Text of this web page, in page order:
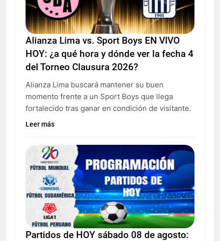
Alianza Lima vs. Sport Boys EN VIVO
HOY: ¿a qué hora y dónde ver la fecha 4
del Torneo Clausura 2026?
Alianza Lima buscará mantener su buen
momento frente a un Sport Boys que llega
fortalecido tras ganar en condición de visitante.
Leer más
Partidos de HOY sábado 08 de agosto: